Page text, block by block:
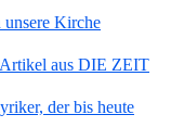
Kirche
aus DIE ZEIT
der bis heute